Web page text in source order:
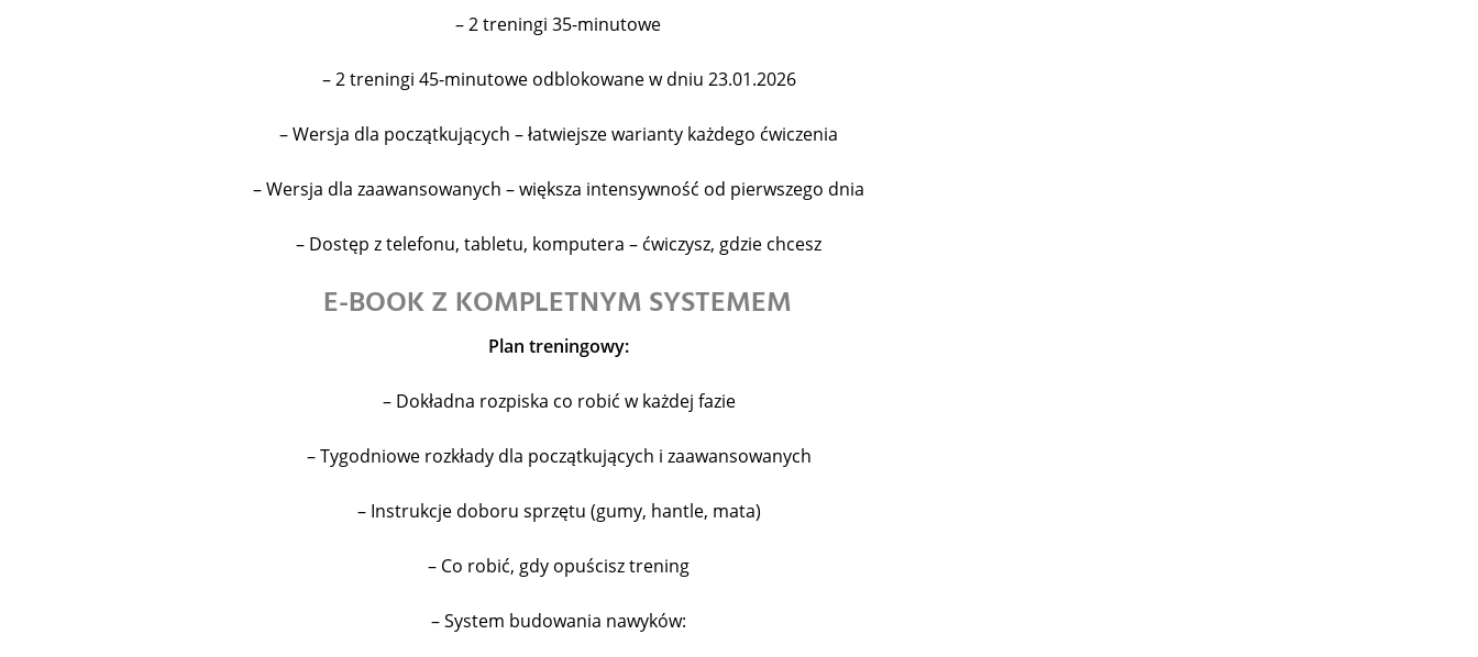
– 2 treningi 35-minutowe
– 2 treningi 45-minutowe odblokowane w dniu 23.01.2026
– Wersja dla początkujących – łatwiejsze warianty każdego ćwiczenia
– Wersja dla zaawansowanych – większa intensywność od pierwszego dnia
– Dostęp z telefonu, tabletu, komputera – ćwiczysz, gdzie chcesz
E-BOOK Z KOMPLETNYM SYSTEMEM
Plan treningowy:
– Dokładna rozpiska co robić w każdej fazie
– Tygodniowe rozkłady dla początkujących i zaawansowanych
– Instrukcje doboru sprzętu (gumy, hantle, mata)
– Co robić, gdy opuścisz trening
– System budowania nawyków: